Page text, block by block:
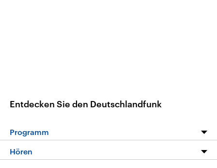
Entdecken Sie den Deutschlandfunk
Programm
Programm
Hören